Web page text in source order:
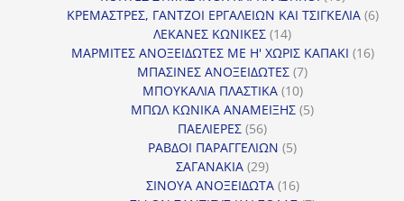
προϊόντα
ΚΡΕΜΑΣΤΡΕΣ, ΓΑΝΤΖΟΙ ΕΡΓΑΛΕΙΩΝ ΚΑΙ ΤΣΙΓΚΕΛΙΑ 66
ΛΕΚΑΝΕΣ ΚΩΝΙΚΕΣ 1414
προϊόντα
ΜΑΡΜΙΤΕΣ ΑΝΟΞΕΙΔΩΤΕΣ ΜΕ Η' ΧΩΡΙΣ ΚΑΠΑΚΙ 1616
ΜΠΑΣΙΝΕΣ ΑΝΟΞΕΙΔΩΤΕΣ 77
ΜΠΟΥΚΑΛΙΑ ΠΛΑΣΤΙΚΑ 1010
προϊόντα
ΜΠΩΛ ΚΩΝΙΚΑ ΑΝΑΜΕΙΞΗΣ 55
ΠΑΕΛΙΕΡΕΣ 5656
προϊόντα
ΡΑΒΔΟΙ ΠΑΡΑΓΓΕΛΙΩΝ 55
ΣΑΓΑΝΑΚΙΑ 2929
προϊόντα
ΣΙΝΟΥΑ ΑΝΟΞΕΙΔΩΤΑ 1616